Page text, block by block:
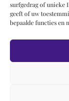
surfgedrag of unieke
geeft of uw
bepaalde functies en